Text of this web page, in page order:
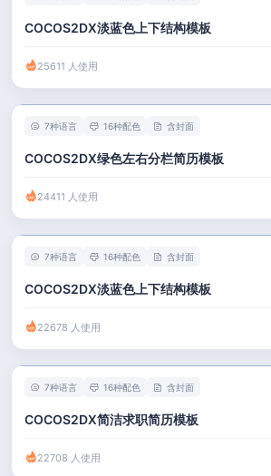
COCOS2DX淡蓝色上下结构模板
25611 人使用
7种语言 16种配色 含封面
COCOS2DX绿色左右分栏简历模板
24411 人使用
7种语言 16种配色 含封面
COCOS2DX淡蓝色上下结构模板
22678 人使用
7种语言 16种配色 含封面
COCOS2DX简洁求职简历模板
22708 人使用